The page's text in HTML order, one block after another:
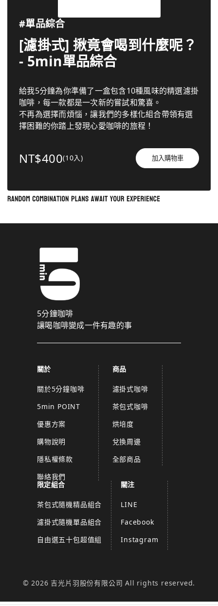
#單品綜合
[濾掛式] 揪竟會喝到什麼呢？
- 5min單品綜合
給我5分鐘為你準備了一盒包含10種風味的精選濾掛
咖啡，每一款都是一次新的嘗試和驚喜。
不再為選擇而煩惱，讓我們的多樣化組合帶領有選
擇困難的你踏上發現心愛咖啡的旅程！
NT$400(10入) 加入購物車
5分鐘咖啡
讓喝咖啡變成一件有趣的事
關於
關於5分鐘咖啡
5min POINT
優惠方案
購物說明
隱私權條款
聯絡我們
商品
濾掛式咖啡
茶包式咖啡
烘培度
兌換周邊
全部商品
限定組合
茶包式隨機精品組合
濾掛式隨機單品組合
自由選五十包超值組
關注
LINE
Facebook
Instagram
© 2026 吉光片羽股份有限公司 All rights reserved.